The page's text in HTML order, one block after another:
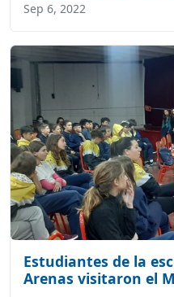
Sep 6, 2022
Estudiantes de la
Arenas visitaron el